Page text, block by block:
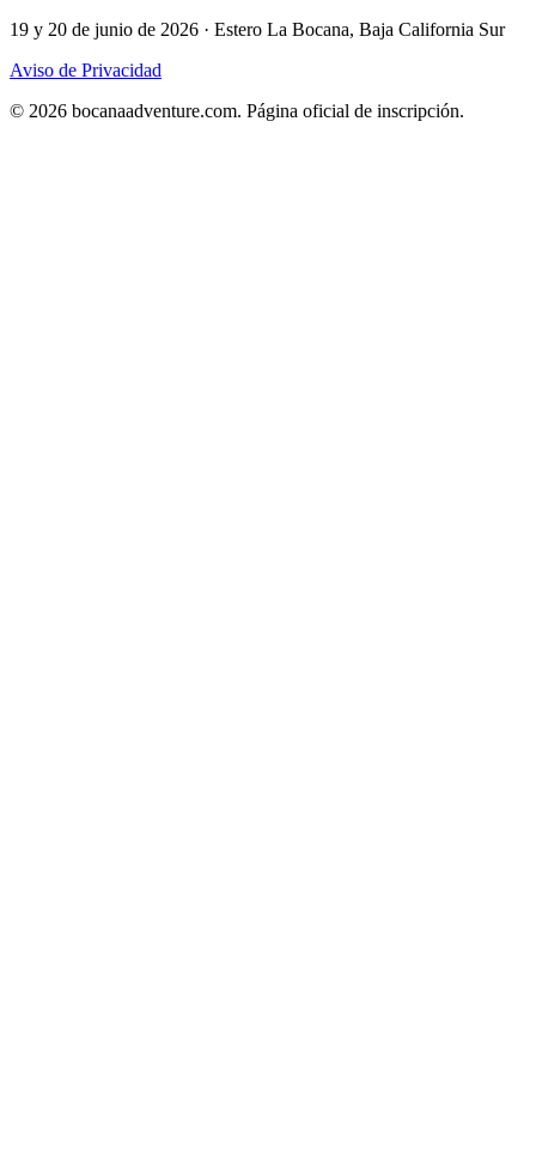
19 y 20 de junio de 2026 · Estero La Bocana, Baja California Sur
Aviso de Privacidad
© 2026 bocanaadventure.com. Página oficial de inscripción.